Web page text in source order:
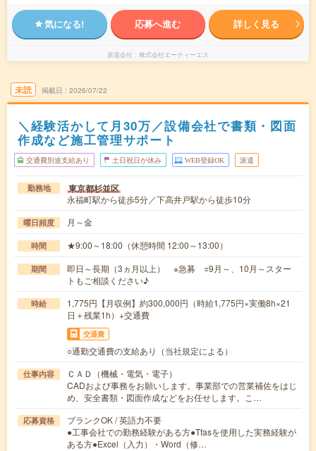
気になる! 応募へ進む 詳しく見る
派遣会社 株式会社エーティーエス
未読 掲載日 2026/07/22
＼経験活かして月30万／設備会社で書類・図面
作成など施工管理サポート
交通費別途支給あり 土日祝日が休み WEB登録OK 派遣
勤務地 東京都杉並区
永福町駅から徒歩5分／下高井戸駅から徒歩10分
曜日頻度 月～金
時間 ★9:00～18:00（休憩時間 12:00～13:00）
期間
即日～長期（3ヵ月以上） ※急募 ○9月～、10月～スター
トもご相談ください♪
時給
1,775円【月収例】約300,000円（時給1,775円×実働8h×21
日＋残業1h）+交通費
交通費
○通勤交通費の支給あり（当社規定による）
仕事内容
ＣＡＤ（機械・電気・電子）
CADおよび事務をお願いします。事業部での営業補佐をはじ
め、安全書類・図面作成などをお任せします。こ…
応募資格
ブランクOK / 英語力不要
●工事会社での勤務経験がある方●Tfasを使用した実務経験が
ある方●Excel（入力）・Word（修…